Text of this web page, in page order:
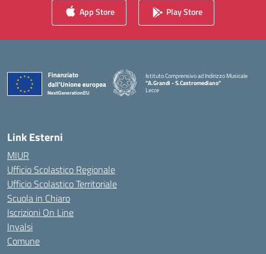
App Store Play Store
Istituto Comprensivo ad Indirizzo Musicale
"A.Grandi - S.Castromediano"
Lecce
Link Esterni
MIUR
Ufficio Scolastico Regionale
Ufficio Scolastico Territoriale
Scuola in Chiaro
Iscrizioni On Line
Invalsi
Comune